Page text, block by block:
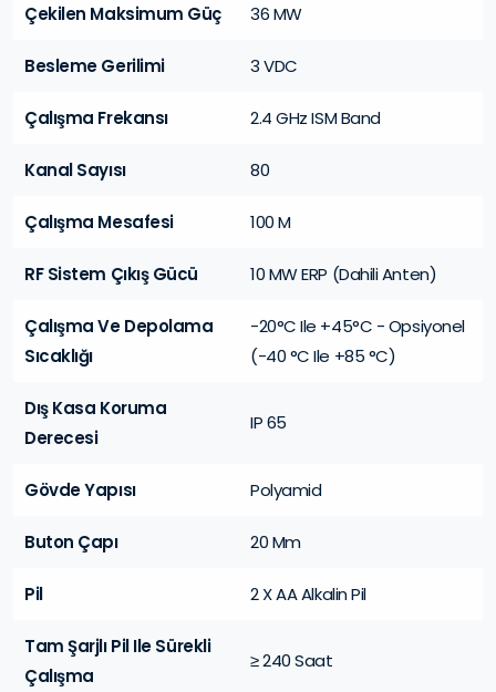
Çekilen Maksimum Güç 36 MW
Besleme Gerilimi 3 VDC
Çalışma Frekansı 2.4 GHz ISM Band
Kanal Sayısı 80
Çalışma Mesafesi 100 M
RF Sistem Çıkış Gücü 10 MW ERP (Dahili Anten)
Çalışma Ve Depolama
Sıcaklığı
-20°C Ile +45°C - Opsiyonel
(-40 °C Ile +85 °C)
Dış Kasa Koruma
Derecesi
IP 65
Gövde Yapısı Polyamid
Buton Çapı 20 Mm
Pil 2 X AA Alkalin Pil
Tam Şarjlı Pil Ile Sürekli
Çalışma
≥ 240 Saat